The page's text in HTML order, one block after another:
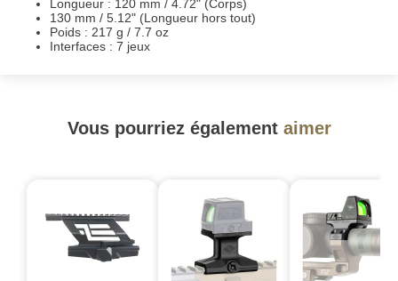
Longueur : 120 mm / 4.72" (Corps)
130 mm / 5.12" (Longueur hors tout)
Poids : 217 g / 7.7 oz
Interfaces : 7 jeux
Vous pourriez également aimer